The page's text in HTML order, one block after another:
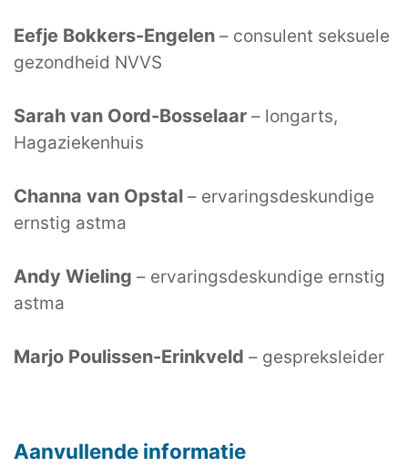
Eefje Bokkers-Engelen – consulent seksuele
gezondheid NVVS
Sarah van Oord-Bosselaar – longarts,
Hagaziekenhuis
Channa van Opstal – ervaringsdeskundige
ernstig astma
Andy Wieling – ervaringsdeskundige ernstig
astma
Marjo Poulissen-Erinkveld – gespreksleider
Aanvullende informatie